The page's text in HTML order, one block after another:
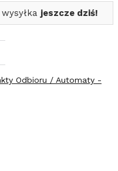
jeszcze dziś!
Odbioru / Automaty -